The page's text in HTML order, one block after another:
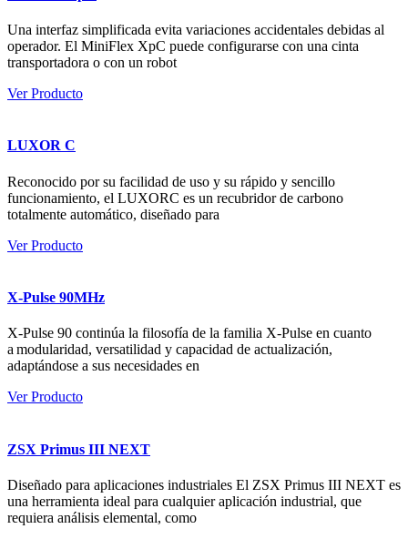
Una interfaz simplificada evita variaciones accidentales debidas al
operador. El MiniFlex XpC puede configurarse con una cinta
transportadora o con un robot
Ver Producto
LUXOR C
Reconocido por su facilidad de uso y su rápido y sencillo
funcionamiento, el LUXORC es un recubridor de carbono
totalmente automático, diseñado para
Ver Producto
X-Pulse 90MHz
X-Pulse 90 continúa la filosofía de la familia X-Pulse en cuanto
a modularidad, versatilidad y capacidad de actualización,
adaptándose a sus necesidades en
Ver Producto
ZSX Primus III NEXT
Diseñado para aplicaciones industriales El ZSX Primus III NEXT es
una herramienta ideal para cualquier aplicación industrial, que
requiera análisis elemental, como